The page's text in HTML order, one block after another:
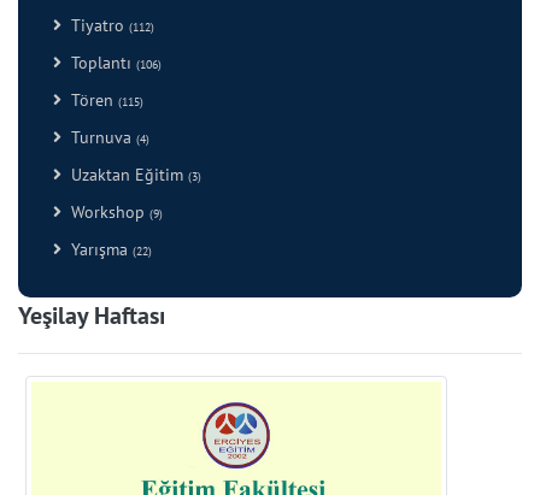
Tiyatro (112)
Toplantı (106)
Tören (115)
Turnuva (4)
Uzaktan Eğitim (3)
Workshop (9)
Yarışma (22)
Yeşilay Haftası